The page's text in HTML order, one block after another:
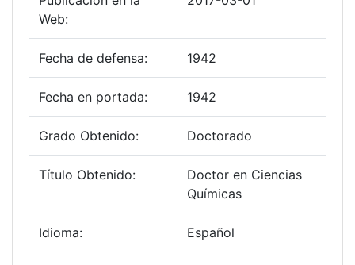
Web:
Fecha de defensa: 1942
Fecha en portada: 1942
Grado Obtenido: Doctorado
Título Obtenido:
Doctor en Ciencias
Químicas
Idioma: Español